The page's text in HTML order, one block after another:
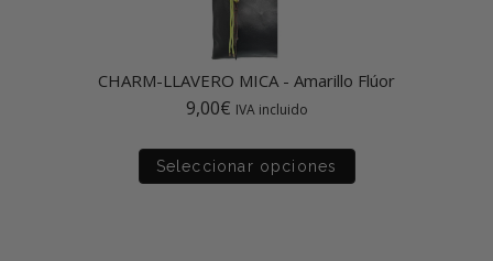
CHARM-LLAVERO MICA - Amarillo Flúor
9,00€ IVA incluido
Seleccionar opciones